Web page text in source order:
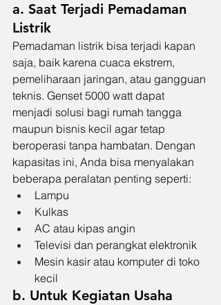
a. Saat Terjadi Pemadaman
Listrik
Pemadaman listrik bisa terjadi kapan
saja, baik karena cuaca ekstrem,
pemeliharaan jaringan, atau gangguan
teknis. Genset 5000 watt dapat
menjadi solusi bagi rumah tangga
maupun bisnis kecil agar tetap
beroperasi tanpa hambatan. Dengan
kapasitas ini, Anda bisa menyalakan
beberapa peralatan penting seperti:
Lampu
Kulkas
AC atau kipas angin
Televisi dan perangkat elektronik
Mesin kasir atau komputer di toko
kecil
b. Untuk Kegiatan Usaha